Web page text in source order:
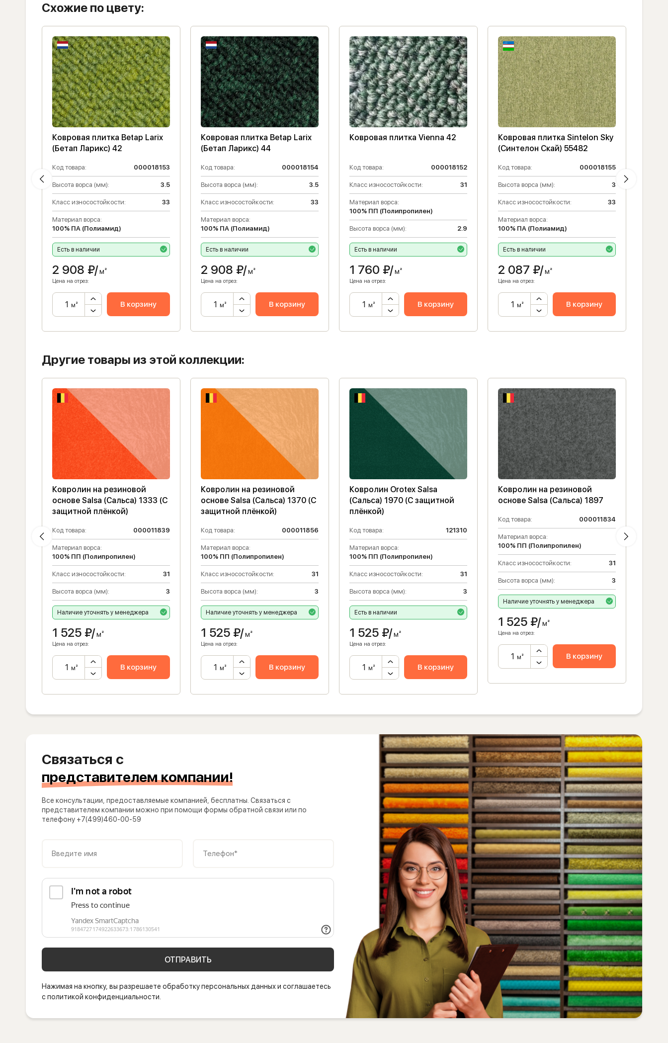
Схожие по цвету:
Ковровая плитка Betap Larix
(Бетап Ларикс) 42
Код товара: 000018153
Высота ворса (мм): 3.5
Класс износостойкости: 33
Материал ворса:
100% ПА (Полиамид)
Есть в наличии
2 908 ₽/м²
Цена на отрез:
м² В корзину
Ковровая плитка Betap Larix
(Бетап Ларикс) 44
Код товара: 000018154
Высота ворса (мм): 3.5
Класс износостойкости: 33
Материал ворса:
100% ПА (Полиамид)
Есть в наличии
2 908 ₽/м²
Цена на отрез:
м² В корзину
Ковровая плитка Vienna 42
Код товара: 000018152
Класс износостойкости: 31
Материал ворса:
100% ПП (Полипропилен)
Высота ворса (мм): 2.9
Есть в наличии
1 760 ₽/м²
Цена на отрез:
м² В корзину
Ковровая плитка Sintelon Sky
(Синтелон Скай) 55482
Код товара: 000018155
Высота ворса (мм): 3
Класс износостойкости: 33
Материал ворса:
100% ПА (Полиамид)
Есть в наличии
2 087 ₽/м²
Цена на отрез:
м² В корзину
Другие товары из этой коллекции:
Ковролин на резиновой
основе Salsa (Сальса) 1333 (C
защитной плёнкой)
Код товара: 000011839
Материал ворса:
100% ПП (Полипропилен)
Класс износостойкости: 31
Высота ворса (мм): 3
Наличие уточнять у менеджера
1 525 ₽/м²
Цена на отрез:
м² В корзину
Ковролин на резиновой
основе Salsa (Сальса) 1370 (C
защитной плёнкой)
Код товара: 000011856
Материал ворса:
100% ПП (Полипропилен)
Класс износостойкости: 31
Высота ворса (мм): 3
Наличие уточнять у менеджера
1 525 ₽/м²
Цена на отрез:
м² В корзину
Ковролин Orotex Salsa
(Сальса) 1970 (C защитной
плёнкой)
Код товара: 121310
Материал ворса:
100% ПП (Полипропилен)
Класс износостойкости: 31
Высота ворса (мм): 3
Есть в наличии
1 525 ₽/м²
Цена на отрез:
м² В корзину
Ковролин на резиновой
основе Salsa (Сальса) 1897
Код товара: 000011834
Материал ворса:
100% ПП (Полипропилен)
Класс износостойкости: 31
Высота ворса (мм): 3
Наличие уточнять у менеджера
1 525 ₽/м²
Цена на отрез:
м² В корзину
Связаться с
представителем компании!
Все консультации, предоставляемые компанией, бесплатны. Связаться с
представителем компании можно при помощи формы обратной связи или по
телефону +7(499)460-00-59
Введите имя Телефон*
ОТПРАВИТЬ
Нажимая на кнопку, вы разрешаете обработку персональных данных и соглашаетесь
с политикой конфиденциальности.